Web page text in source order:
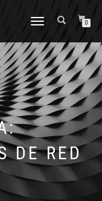
TOGGLE
0
DE RED